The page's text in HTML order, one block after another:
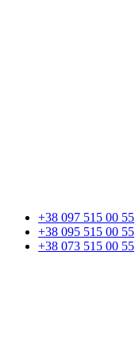
+38 097 515 00 55
+38 095 515 00 55
+38 073 515 00 55